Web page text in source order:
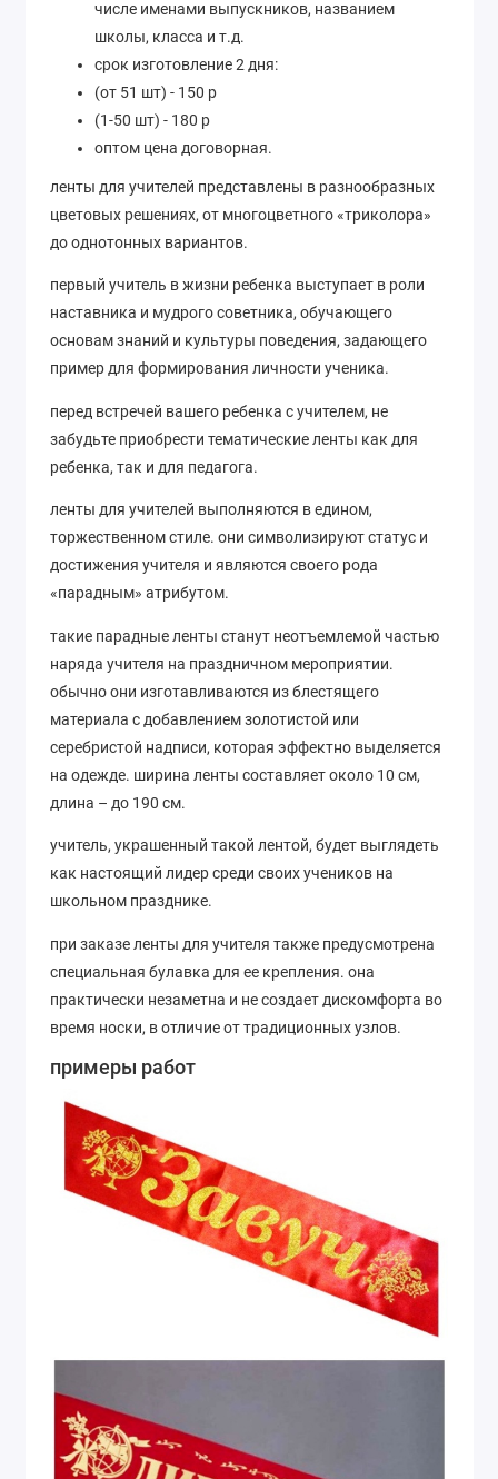
числе именами выпускников, названием
школы, класса и т.д.
срок изготовление 2 дня:
(от 51 шт) - 150 р
(1-50 шт) - 180 р
оптом цена договорная.
ленты для учителей представлены в разнообразных
цветовых решениях, от многоцветного «триколора»
до однотонных вариантов.
первый учитель в жизни ребенка выступает в роли
наставника и мудрого советника, обучающего
основам знаний и культуры поведения, задающего
пример для формирования личности ученика.
перед встречей вашего ребенка с учителем, не
забудьте приобрести тематические ленты как для
ребенка, так и для педагога.
ленты для учителей выполняются в едином,
торжественном стиле. они символизируют статус и
достижения учителя и являются своего рода
«парадным» атрибутом.
такие парадные ленты станут неотъемлемой частью
наряда учителя на праздничном мероприятии.
обычно они изготавливаются из блестящего
материала с добавлением золотистой или
серебристой надписи, которая эффектно выделяется
на одежде. ширина ленты составляет около 10 см,
длина – до 190 см.
учитель, украшенный такой лентой, будет выглядеть
как настоящий лидер среди своих учеников на
школьном празднике.
при заказе ленты для учителя также предусмотрена
специальная булавка для ее крепления. она
практически незаметна и не создает дискомфорта во
время носки, в отличие от традиционных узлов.
примеры работ